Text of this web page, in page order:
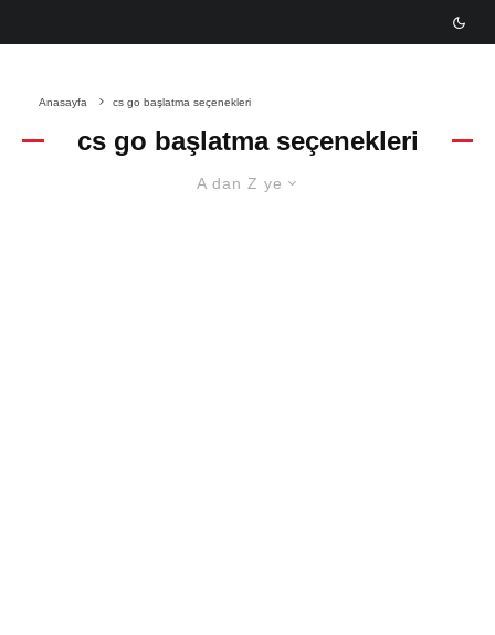
Anasayfa cs go başlatma seçenekleri
cs go başlatma seçenekleri
A dan Z ye